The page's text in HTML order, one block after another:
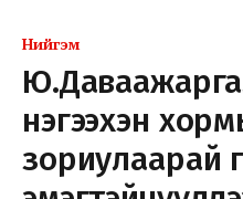
Нийгэм
нэгээхэн
зориулаарай